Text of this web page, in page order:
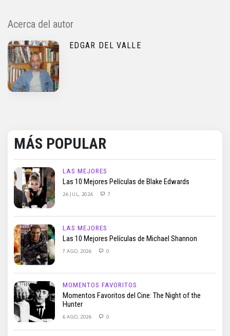
Acerca del autor
EDGAR DEL VALLE
MÁS POPULAR
LAS MEJORES
Las 10 Mejores Películas de Blake Edwards
26 JUL, 2026 7
LAS MEJORES
Las 10 Mejores Películas de Michael Shannon
7 AGO, 2026 0
MOMENTOS FAVORITOS
Momentos Favoritos del Cine: The Night of the
Hunter
6 AGO, 2026 0